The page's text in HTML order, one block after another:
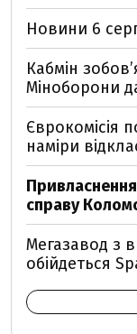
Новини 6
Кабмін
Міноборони
Єврокомісія
наміри
справу
Мегазавод з
обійдеться